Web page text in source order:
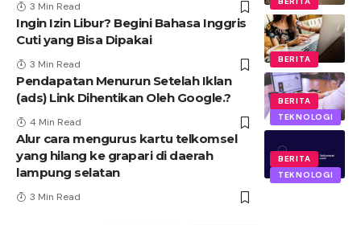
3 Min Read
BERITA
Ingin Izin Libur? Begini Bahasa Inggris
Cuti yang Bisa Dipakai
3 Min Read
BERITA
TEKNOLOGI
Pendapatan Menurun Setelah Iklan
(ads) Link Dihentikan Oleh Google.?
4 Min Read
BERITA
TEKNOLOGI
Alur cara mengurus kartu telkomsel
yang hilang ke grapari di daerah
lampung selatan
3 Min Read